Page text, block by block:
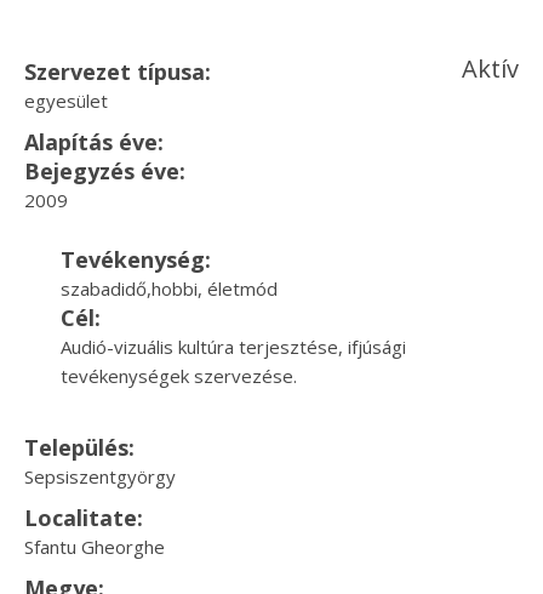
Szervezet típusa:
egyesület
Aktív
Alapítás éve:
Bejegyzés éve:
2009
Tevékenység:
szabadidő,hobbi, életmód
Cél:
Audió-vizuális kultúra terjesztése, ifjúsági
tevékenységek szervezése.
Település:
Sepsiszentgyörgy
Localitate:
Sfantu Gheorghe
Megye: